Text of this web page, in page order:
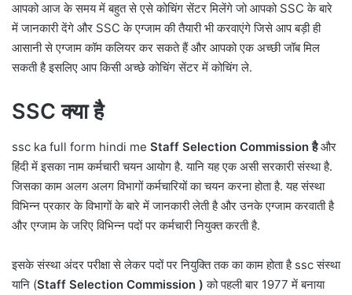
आपको आज के समय में बहुत से एसे कोचिंग सेंटर मिलेंगे जो आपको SSC के बारे
में जानकारी देंगे और SSC के एग्जाम की तैयारी भी करवाएंगे जिसे आप बड़ी ही
आसानी से एग्जाम कॉम कलियर कर सकते हैं और आपको एक अच्छी जॉब मिल
सकती है इसलिए आप किसी अच्छे कोचिंग सेंटर में कोचिंग ले.
SSC क्या है
ssc ka full form hindi me Staff Selection Commission हैऔर
हिंदी में इसका नाम कर्मचारी चयन आयोग है. यानि यह एक असी सरकारी संस्था है.
जिसका काम अलग अलग विभागों कर्मचारियों का चयन करना होता है. यह संस्था
विभिन्न प्रकार के विभागों के बारे में जानकारी लेती है और उनके एग्जाम करवाती है
और एग्जाम के जरिए विभिन्न पदों पर कर्मचारी नियुक्त करती है.
इसके संस्था अंदर परीक्षा से लेकर पदों पर नियुक्ति तक का काम होता है ssc संस्था
यानि (Staff Selection Commission ) को पहली बार 1977 में बनाया